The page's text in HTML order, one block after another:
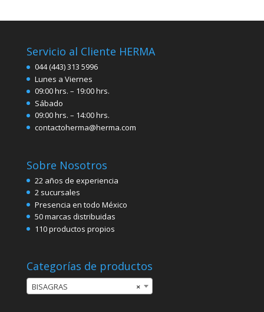
Servicio al Cliente HERMA
044 (443) 313 5996
Lunes a Viernes
09:00 hrs. – 19:00 hrs.
Sábado
09:00 hrs. – 14:00 hrs.
contactoherma@herma.com
Sobre Nosotros
22 años de experiencia
2 sucursales
Presencia en todo México
50 marcas distribuidas
110 productos propios
Categorías de productos
×
BISAGRAS